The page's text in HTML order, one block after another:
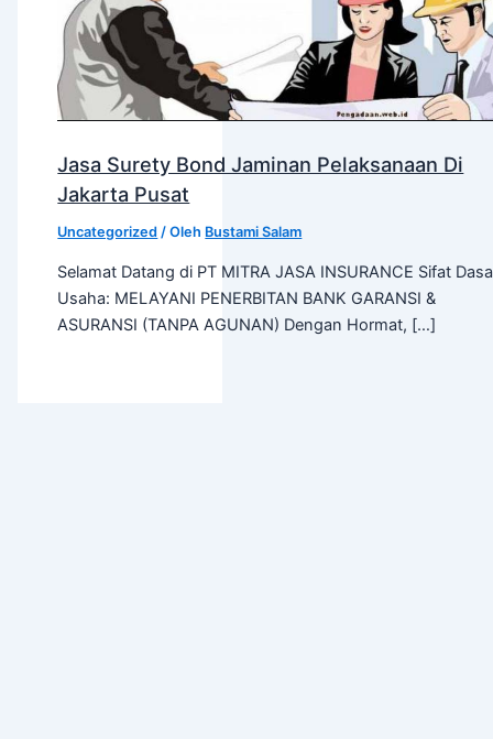
Jasa Surety Bond Jaminan Pelaksanaan Di
Jakarta Pusat
Uncategorized / Oleh Bustami Salam
Selamat Datang di PT MITRA JASA INSURANCE Sifat
Usaha: MELAYANI PENERBITAN BANK GARANSI &
ASURANSI (TANPA AGUNAN) Dengan Hormat, […]